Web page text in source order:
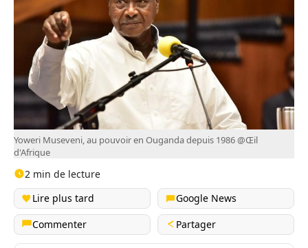
Yoweri Museveni, au pouvoir en Ouganda depuis 1986 @Œil
d'Afrique
2 min de lecture
Lire plus tard
Google News
Commenter
Partager